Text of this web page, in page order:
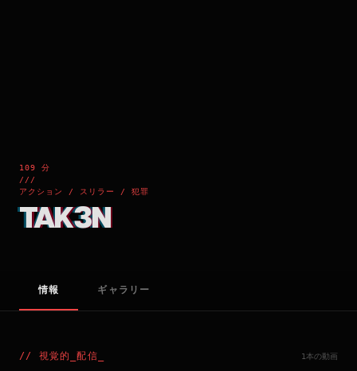
109 分
///
アクション / スリラー / 犯罪
TAK3N
情報 ギャラリー
// 視覚的_配信 1本の動画